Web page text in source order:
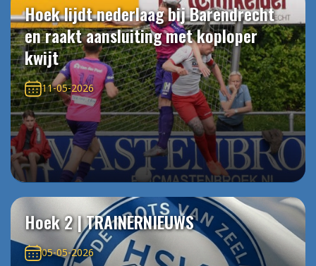
Hoek lijdt nederlaag bij Barendrecht
en raakt aansluiting met koploper
kwijt
11-05-2026
Hoek 2 | TRAINERNIEUWS
05-05-2026